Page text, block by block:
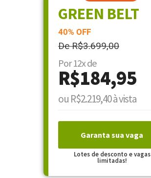
GREEN BELT
40% OFF
De R$3.699,00
Por 12x de
R$184,95
ou R$2.219,40 à vista
Garanta sua vaga
Lotes de desconto e vagas
limitadas!